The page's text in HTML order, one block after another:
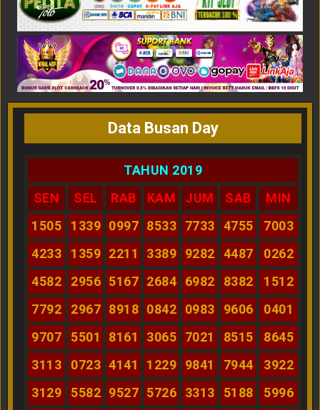
Data Busan Day
TAHUN 2019
SEN
SEL RAB KAM JUM SAB
MIN
1505
1339 0997 8533 7733 4755
7003
4233
1359 2211 3389 9282 4487
0262
4582
2956 5167 2684 6982 8382
1512
7792
2967 8918 0842 0983 9606
0401
9707
5501 8161 3065 7021 8515
8645
3113
0723 4141 1229 9841 7944
3922
3129
5582 9527 5726 3313 5188
5996